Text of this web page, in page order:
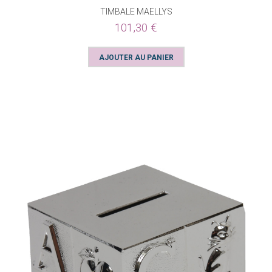
TIMBALE MAELLYS
101,30 €